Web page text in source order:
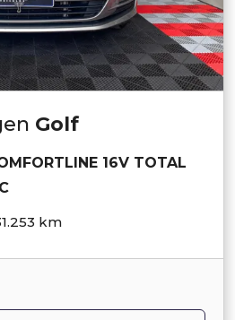
Golf
16V TOTAL
km